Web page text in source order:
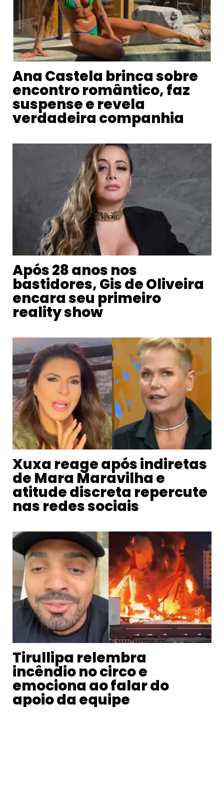
Ana Castela brinca sobre
encontro romântico, faz
suspense e revela
verdadeira companhia
Após 28 anos nos
bastidores, Gis de Oliveira
encara seu primeiro
reality show
Xuxa reage após indiretas
de Mara Maravilha e
atitude discreta repercute
nas redes sociais
Tirullipa relembra
incêndio no circo e
emociona ao falar do
apoio da equipe